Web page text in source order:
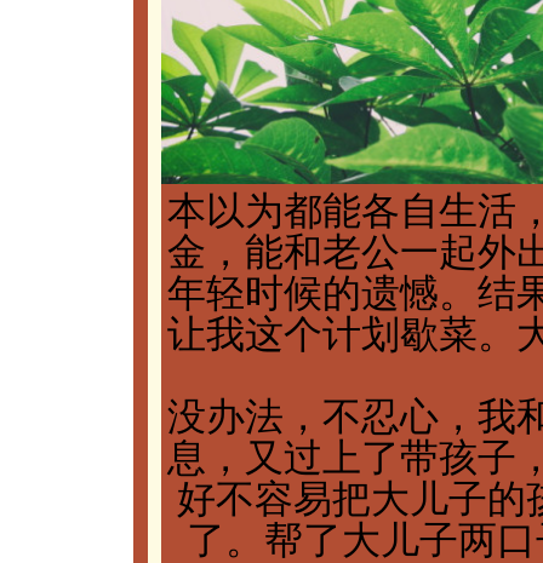
本以为都能各自生活
金，能和老公一起外
年轻时候的遗憾。结
让我这个计划歇菜。
没办法，不忍心，我
息，又过上了带孩子
好不容易把大儿子的
了。帮了大儿子两